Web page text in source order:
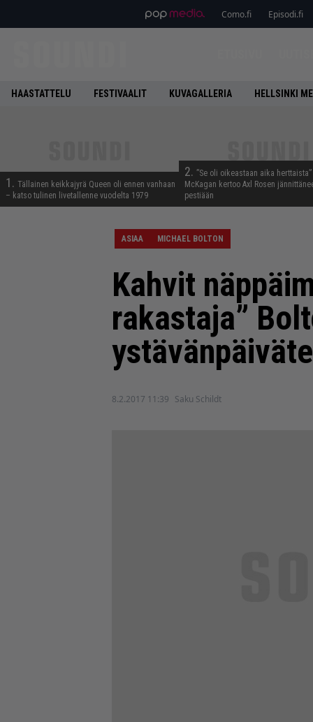
Como.fi Episodi.fi
HAASTATTELU FESTIVAALIT KUVAGALLERIA HELLSINKI
1. Tällainen keikkajyrä Queen oli ennen vanhaan
– katso tulinen livetallenne vuodelta 1979
2. ”Se oli oikeastaan aika
McKagan kertoo Axl Rosen
pestiään
ASIAA MICHAEL BOLTON
Kahvit
rakastaja”
8.2.2017 11:39 Saku Schildt